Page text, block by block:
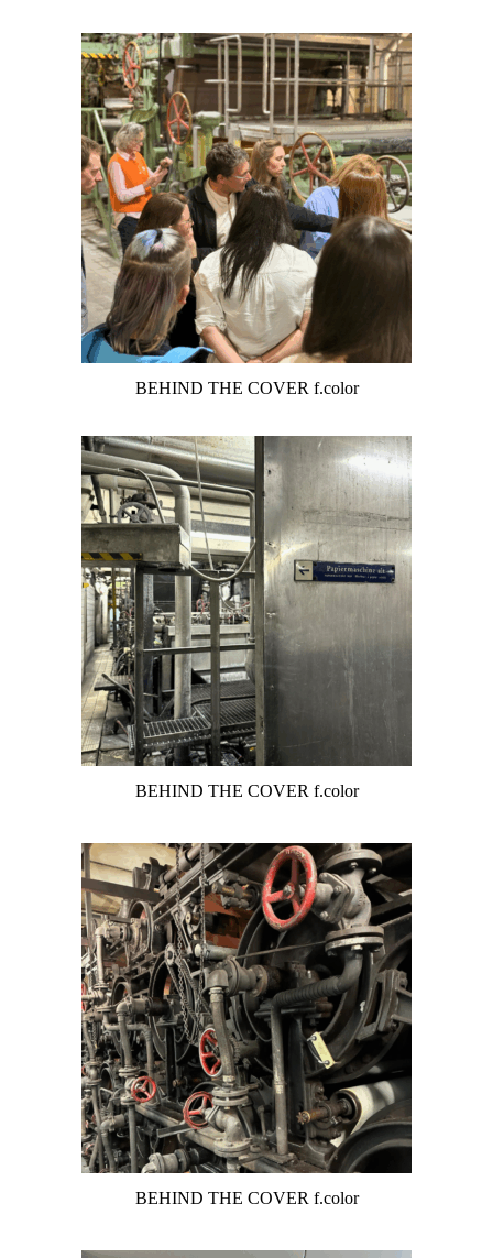
BEHIND THE COVER f.color
BEHIND THE COVER f.color
BEHIND THE COVER f.color